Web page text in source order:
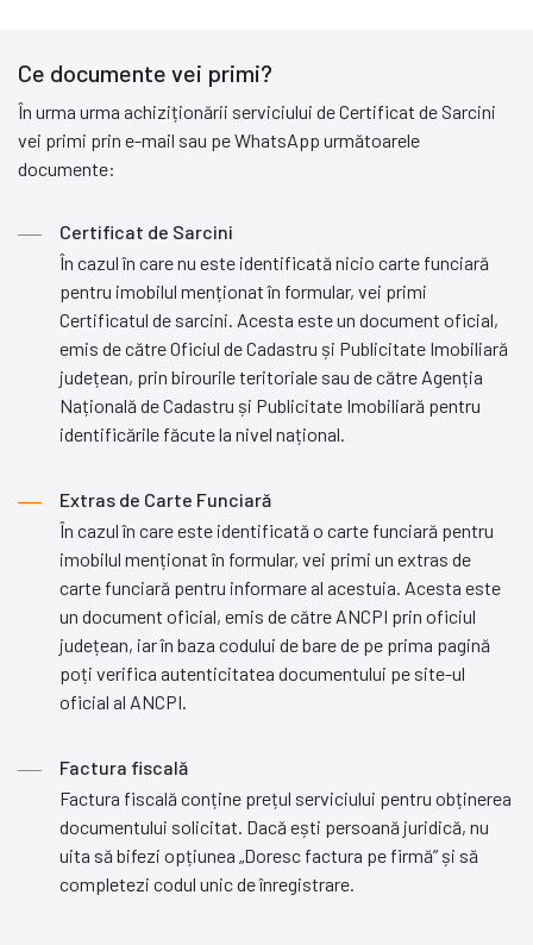
Ce documente vei primi?
În urma urma achiziționării serviciului de Certificat de Sarcini
vei primi prin e-mail sau pe WhatsApp următoarele
documente:
Certificat de Sarcini
În cazul în care nu este identificată nicio carte funciară
pentru imobilul menționat în formular, vei primi
Certificatul de sarcini. Acesta este un document oficial,
emis de către Oficiul de Cadastru și Publicitate Imobiliară
județean, prin birourile teritoriale sau de către Agenția
Națională de Cadastru și Publicitate Imobiliară pentru
identificările făcute la nivel național.
Extras de Carte Funciară
În cazul în care este identificată o carte funciară pentru
imobilul menționat în formular, vei primi un extras de
carte funciară pentru informare al acestuia. Acesta este
un document oficial, emis de către ANCPI prin oficiul
județean, iar în baza codului de bare de pe prima pagină
poți verifica autenticitatea documentului pe site-ul
oficial al ANCPI.
Factura fiscală
Factura fiscală conține prețul serviciului pentru obținerea
documentului solicitat. Dacă ești persoană juridică, nu
uita să bifezi opțiunea „Doresc factura pe firmă” și să
completezi codul unic de înregistrare.